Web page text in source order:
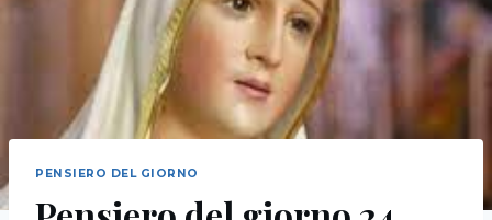
PENSIERO DEL GIORNO